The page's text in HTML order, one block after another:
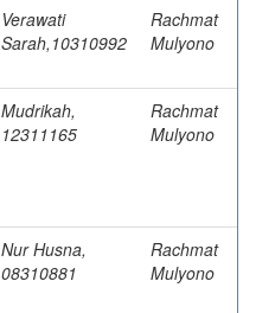
Verawati
Sarah,10310992
Rachmat
Mulyono
Mudrikah,
12311165
Rachmat
Mulyono
Nur Husna,
08310881
Rachmat
Mulyono